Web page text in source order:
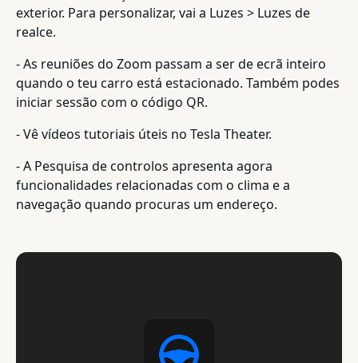
exterior. Para personalizar, vai a Luzes > Luzes de
realce.
- As reuniões do Zoom passam a ser de ecrã inteiro
quando o teu carro está estacionado. Também podes
iniciar sessão com o código QR.
- Vê vídeos tutoriais úteis no Tesla Theater.
- A Pesquisa de controlos apresenta agora
funcionalidades relacionadas com o clima e a
navegação quando procuras um endereço.